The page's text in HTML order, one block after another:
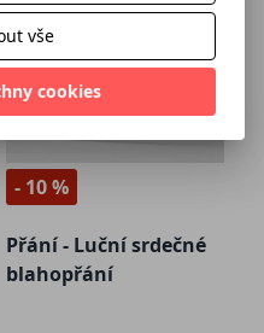
- 10 %
Přání - Luční srdečné
blahopřání
vše
cookies